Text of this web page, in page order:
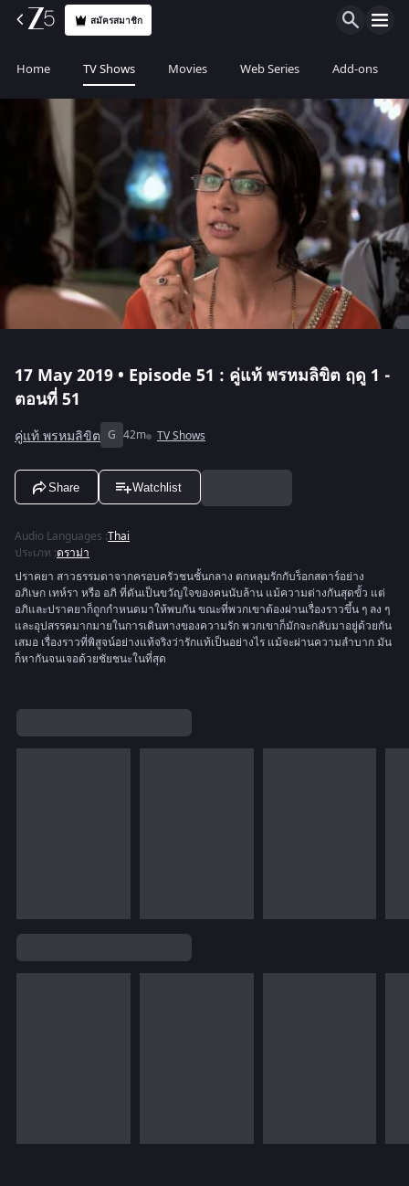
สมัครสมาชิก
Home TV Shows Movies Web Series Add-ons
17 May 2019 • Episode 51 : คู่แท้ พรหมลิขิต ฤดู 1 -
ตอนที่ 51
คู่แท้ พรหมลิขิต G 42m TV Shows
Share Watchlist
Audio Languages :Thai
ประเภท :ดราม่า
ปราคยา สาวธรรมดาจากครอบครัวชนชั้นกลาง ตกหลุมรักกับร็อกสตาร์อย่าง
อภิเษก เทห์รา หรือ อภิ ที่ดันเป็นขวัญใจของคนนับล้าน แม้ความต่างกันสุดขั้ว แต่
อภิและปราคยาก็ถูกกำหนดมาให้พบกัน ขณะที่พวกเขาต้องผ่านเรื่องราวขึ้น ๆ ลง ๆ
และอุปสรรคมากมายในการเดินทางของความรัก พวกเขาก็มักจะกลับมาอยู่ด้วยกัน
เสมอ เรื่องราวที่พิสูจน์อย่างแท้จริงว่ารักแท้เป็นอย่างไร แม้จะผ่านความลำบาก มัน
ก็หากันจนเจอด้วยชัยชนะในที่สุด